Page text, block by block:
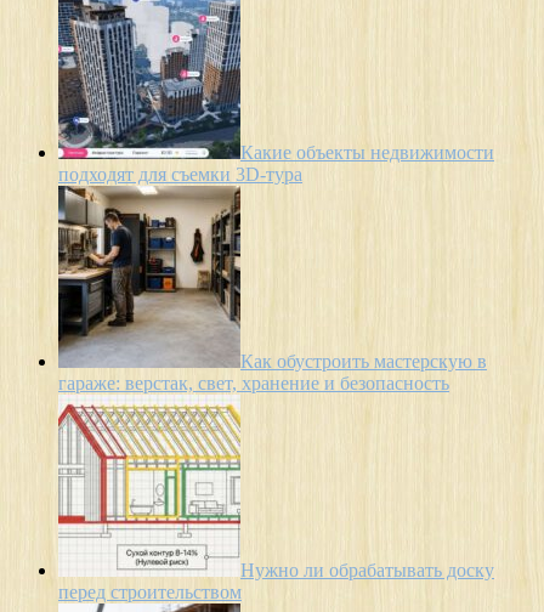
Какие объекты недвижимости
подходят для съемки 3D-тура
Как обустроить мастерскую в
гараже: верстак, свет, хранение и безопасность
Нужно ли обрабатывать доску
перед строительством